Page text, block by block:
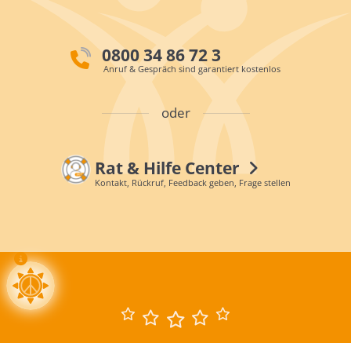
0800 34 86 72 3
Anruf & Gespräch sind garantiert kostenlos
oder
Rat & Hilfe Center
Kontakt, Rückruf, Feedback geben, Frage stellen